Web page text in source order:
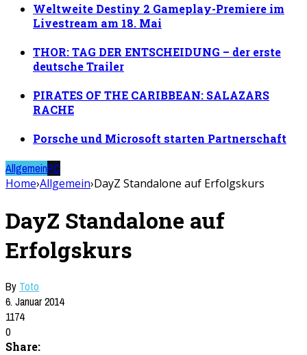
Weltweite Destiny 2 Gameplay-Premiere im
Livestream am 18. Mai
THOR: TAG DER ENTSCHEIDUNG – der erste
deutsche Trailer
PIRATES OF THE CARIBBEAN: SALAZARS
RACHE
Porsche und Microsoft starten Partnerschaft
AllgemeinPC
Home›Allgemein›DayZ Standalone auf Erfolgskurs
DayZ Standalone auf
Erfolgskurs
By Toto
6. Januar 2014
1174
0
Share: